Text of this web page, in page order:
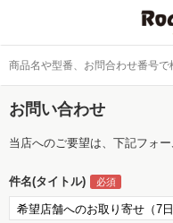
お問い合わせ
当店へのご要望は、下記フォ
件名(タイトル)